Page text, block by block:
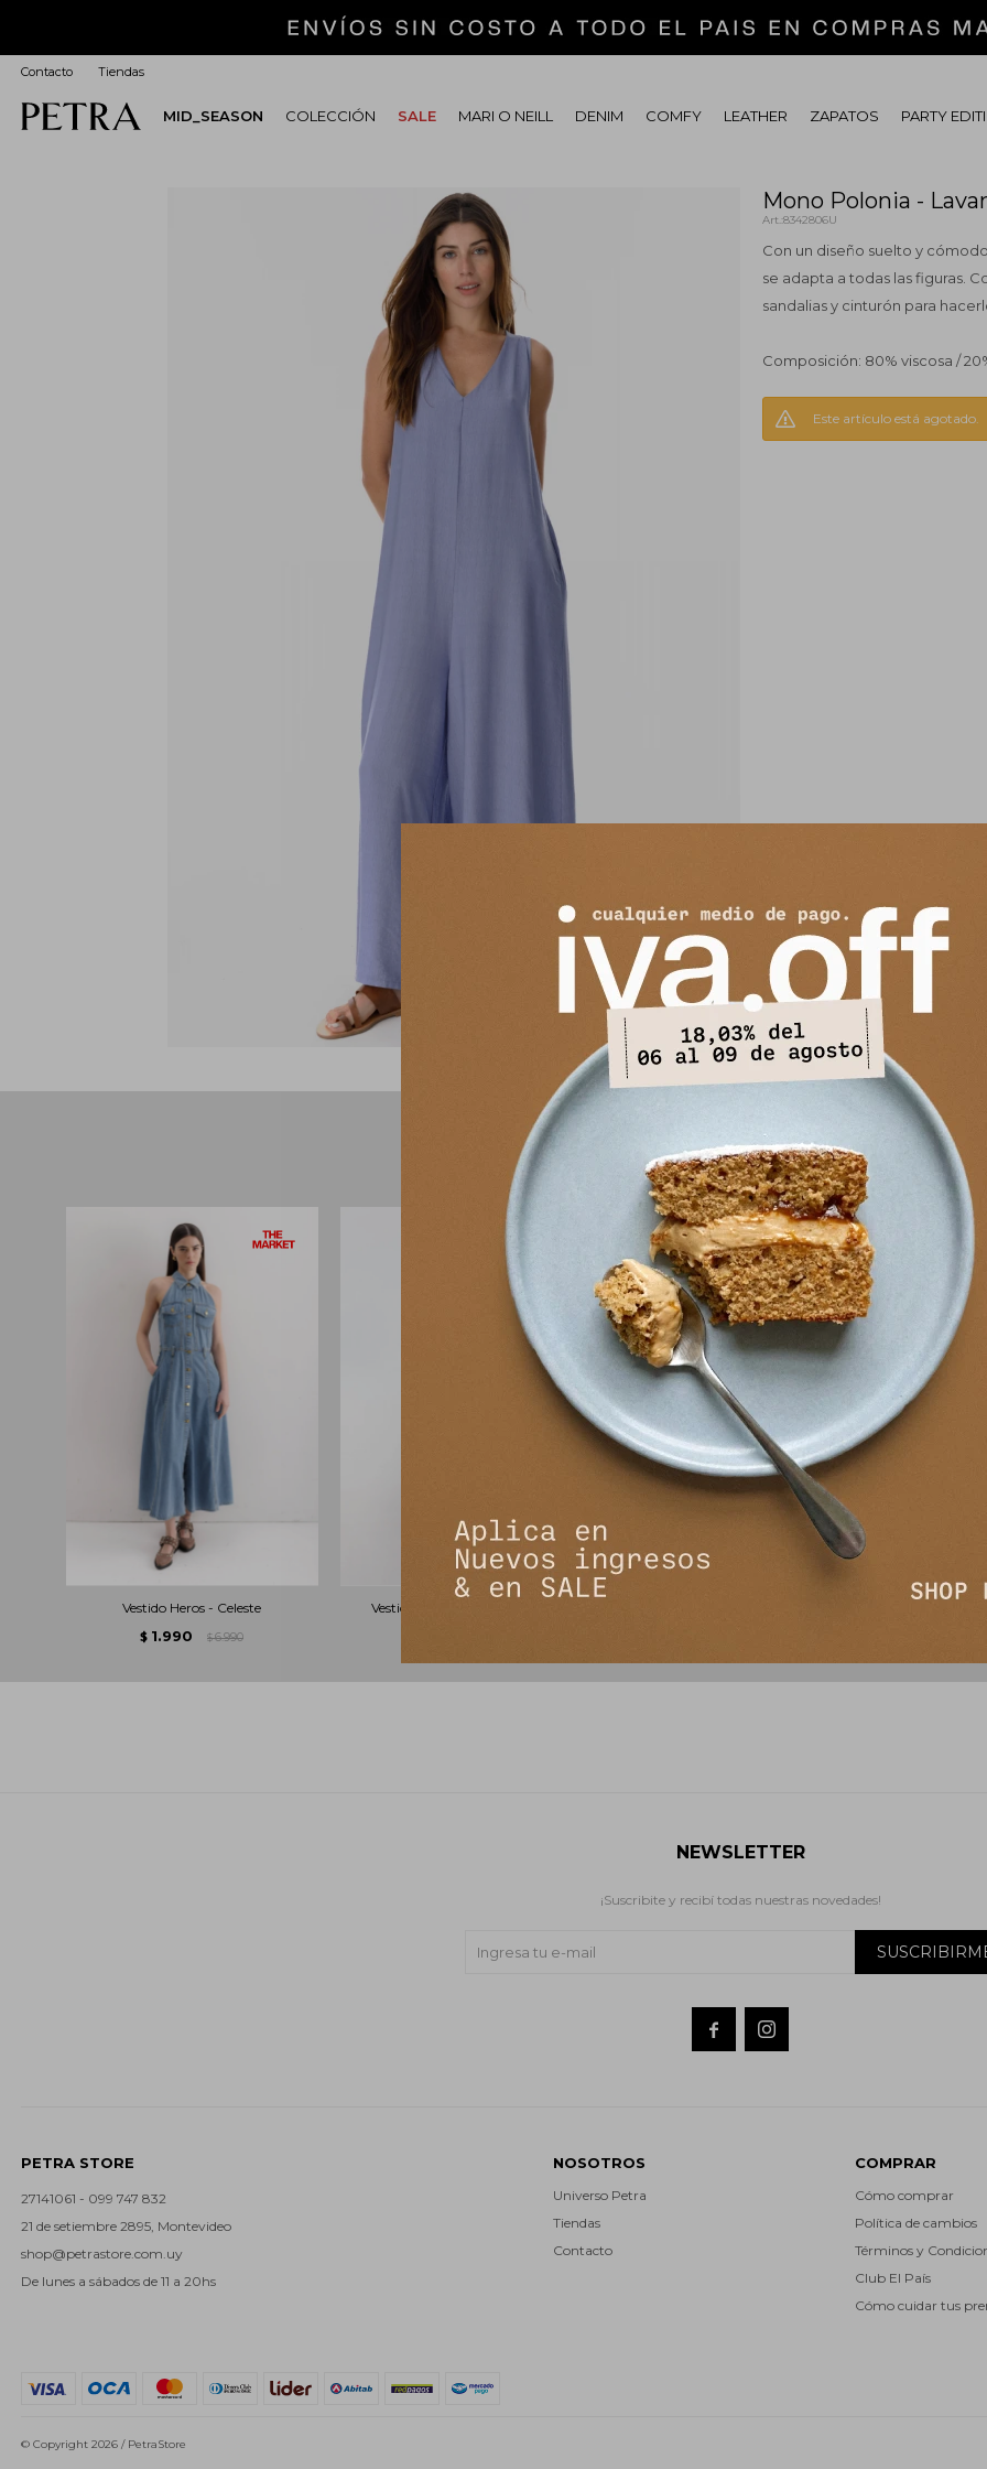
MID_SEASON COLECCIÓN SALE MARI O NEILL DENIM COMFY LEATHER ZAPATOS PARTY
Contacto Tiendas
Mono Polonia -
8342806U
Con un diseño suelto y
se adapta a todas las figuras.
sandalias y cinturón para
Composición: 80% viscosa /
Este artículo está agotado.
PRODUCTOS QUE TE PUEDEN INTERESAR
Vestido Heros - Celeste
$ 1.990 $ 6.990
Vestido Mixture - Flores Camel
PETRA STORE
27141061 - 099 747 832
21 de setiembre 2895, Montevideo
shop@petrastore.com.uy
De lunes a sábados de 11 a 20hs
NOSOTROS
Universo Petra
Tiendas
Contacto
COMPRAR
Cómo comprar
Política de cambios
Términos y
Club El País
Cómo cuidar tus
NEWSLETTER
¡Suscribite y recibí todas nuestras novedades!
 
© Copyright 2026 / PetraStore